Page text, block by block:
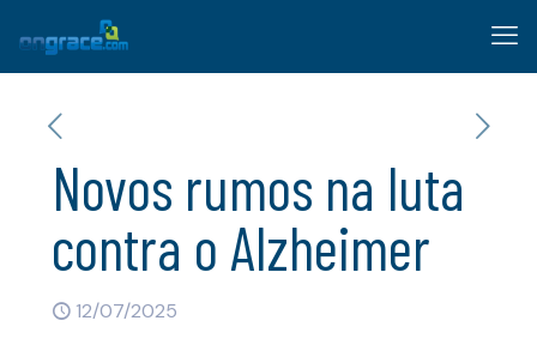
Novos rumos na luta
contra o Alzheimer
12/07/2025